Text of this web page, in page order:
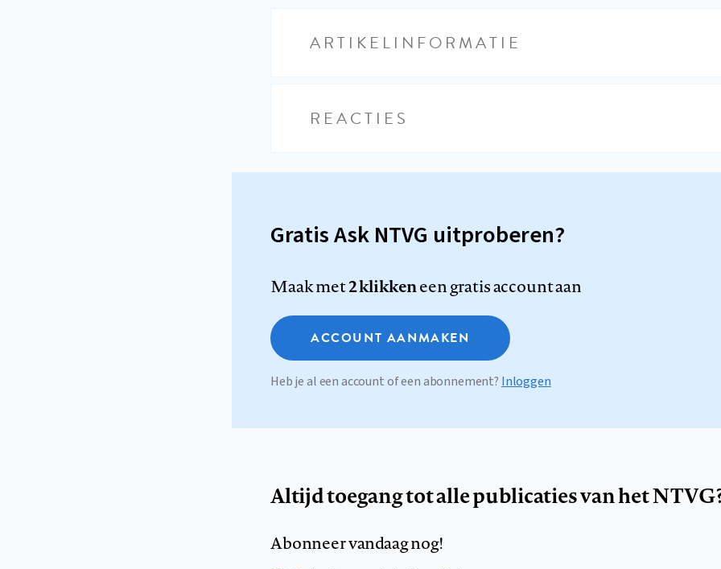
ARTIKELINFORMATIE
REACTIES
Gratis Ask NTVG uitproberen?
Maak met2 klikkeneen gratis account aan
ACCOUNT AANMAKEN
Heb je al een account of een abonnement? Inloggen
Altijd toegang tot alle publicaties van het
Abonneer vandaag nog!